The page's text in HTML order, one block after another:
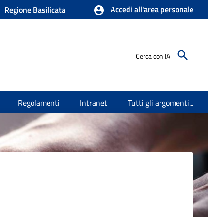
Regione Basilicata Accedi all'area personale
Cerca con IA
Regolamenti Intranet Tutti gli argomenti...